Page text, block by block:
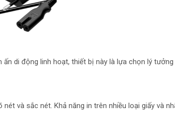
di động linh hoạt, thiết bị này là lựa chọn lý
và sắc nét. Khả năng in trên nhiều loại giấy và